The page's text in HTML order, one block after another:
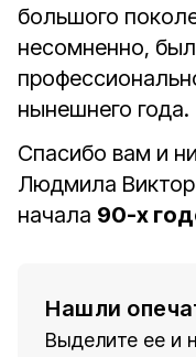
большого
несомненно,
нынешнего года.
Спасибо вам и
Людмила
начала 90-х
Нашли
Выделите ее и